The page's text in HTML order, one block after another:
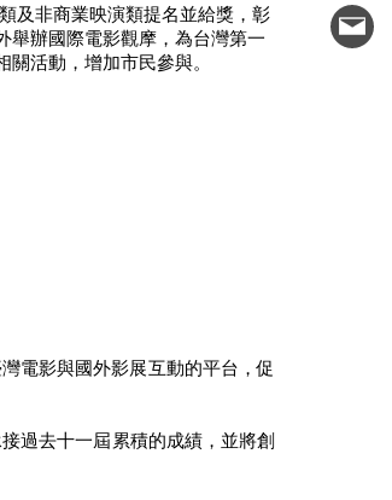
及非商業映演類提名並給獎，彰
舉辦國際電影觀摩，為台灣第一
活動，增加市民參與。
電影與國外影展互動的平台，促
過去十一屆累積的成績，並將創